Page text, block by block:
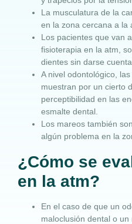
La musculatura de la
en la zona cercana a la
Los pacientes que van
fisioterapia en la atm,
dientes sin darse
A nivel odontológico,
muestran por un cierto
perceptibilidad en las
esmalte dental.
Los mareos también
algún problema en la
¿Cómo se
en la atm?
En el caso de que un
maloclusión dental o